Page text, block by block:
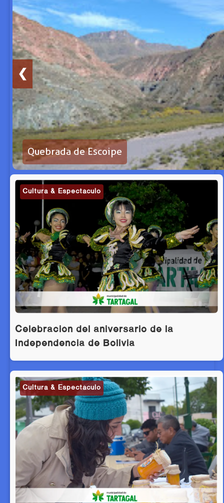
Quebrada de Escoipe
❮
Cultura & Espectáculo
Celebración del aniversario de la
Independencia de Bolivia
Cultura & Espectáculo